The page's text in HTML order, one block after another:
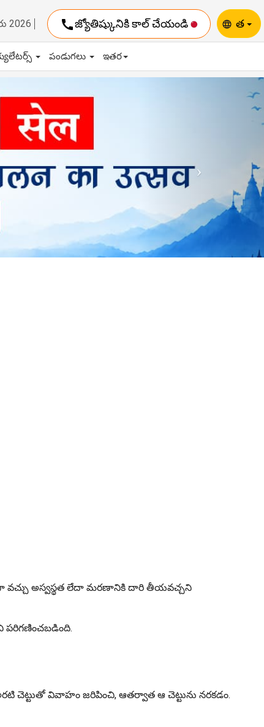
2026 callజ్యోతిష్కునికి కాల్ చేయండి language త
పండుగలు ఇతర
వచ్చు అస్వస్థత లేదా మరణానికి దారి తీయవచ్చని
పరిగణించబడింది.
చెట్టుతో వివాహం జరిపించి, ఆతర్వాత ఆ చెట్టును నరకడం.